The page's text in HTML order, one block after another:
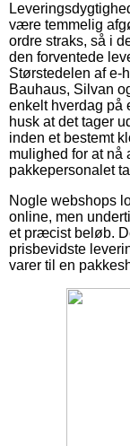
være temmelig
ordre straks, så i
den forventede
Størstedelen af e-
Bauhaus, Silvan
enkelt hverdag på
husk at det tager
inden et bestemt
mulighed for at nå
pakkepersonalet
Nogle webshops
online, men
et præcist beløb.
prisbevidste
varer til en